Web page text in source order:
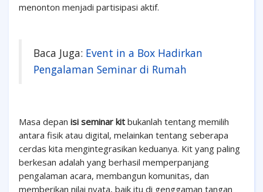
menonton menjadi partisipasi aktif.
Baca Juga: Event in a Box Hadirkan
Pengalaman Seminar di Rumah
Masa depan isi seminar kit bukanlah tentang memilih
antara fisik atau digital, melainkan tentang seberapa
cerdas kita mengintegrasikan keduanya. Kit yang paling
berkesan adalah yang berhasil memperpanjang
pengalaman acara, membangun komunitas, dan
memberikan nilai nyata, baik itu di genggaman tangan